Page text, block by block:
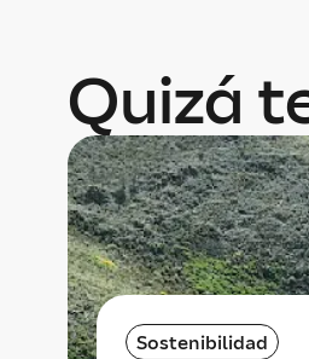
Quizá
Sostenibilidad